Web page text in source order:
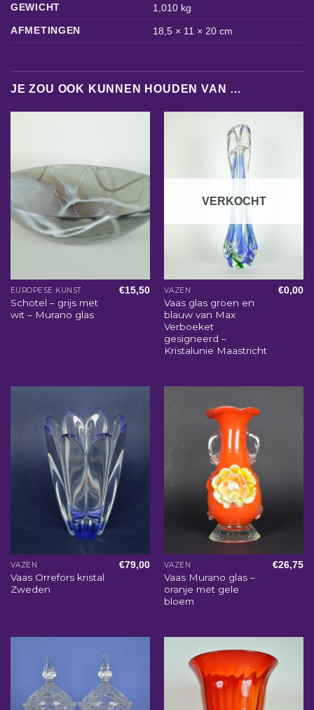
GEWICHT
1,010 kg
AFMETINGEN
18,5 × 11 × 20 cm
JE ZOU OOK KUNNEN HOUDEN VAN …
EUROPESE KUNST
Schotel – grijs met
wit – Murano glas
€15,50
VERKOCHT
VAZEN
Vaas glas groen en
blauw van Max
Verboeket
gesigneerd –
Kristalunie Maastricht
€0,00
VAZEN
Vaas Orrefors kristal
Zweden
€79,00 VAZEN
Vaas Murano glas –
oranje met gele
bloem
€26,75